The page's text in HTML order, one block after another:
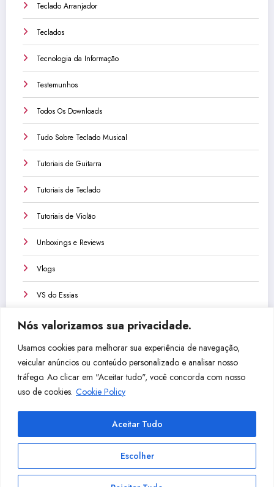
Nós valorizamos sua privacidade.
Usamos cookies para melhorar sua experiência de navegação,
veicular anúncios ou conteúdo personalizado e analisar nosso
tráfego. Ao clicar em "Aceitar tudo", você concorda com nosso
uso de cookies. Cookie Policy
Escolher
Aceitar Tudo
Teclado Arranjador
Teclados
Tecnologia da Informação
Testemunhos
Todos Os Downloads
Tudo Sobre Teclado Musical
Tutoriais de Guitarra
Tutoriais de Teclado
Tutoriais de Violão
Unboxings e Reviews
Vlogs
VS do Essias
Não perca isso!
nário
Afina
Qual
Cabo
Com
prar
Instr
to
o
Tecla